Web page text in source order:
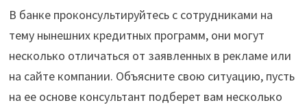
В банке проконсультируйтесь с сотрудниками на
тему нынешних кредитных программ, они могут
несколько отличаться от заявленных в рекламе или
на сайте компании. Объясните свою ситуацию, пусть
на ее основе консультант подберет вам несколько